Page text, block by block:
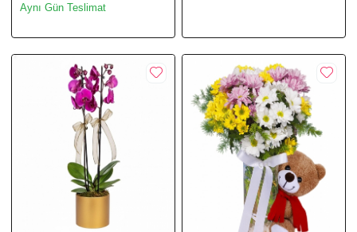
Aynı Gün Teslimat